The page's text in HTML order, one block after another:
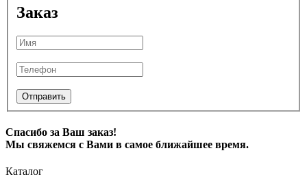
Заказ
Отправить
Спасибо за Ваш заказ!
Мы свяжемся с Вами в самое ближайшее время.
Каталог